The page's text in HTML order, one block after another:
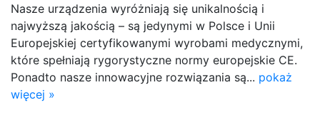
Nasze urządzenia wyróżniają się unikalnością i
najwyższą jakością – są jedynymi w Polsce i Unii
Europejskiej certyfikowanymi wyrobami medycznymi,
które spełniają rygorystyczne normy europejskie CE.
Ponadto nasze innowacyjne rozwiązania są... pokaż
więcej »